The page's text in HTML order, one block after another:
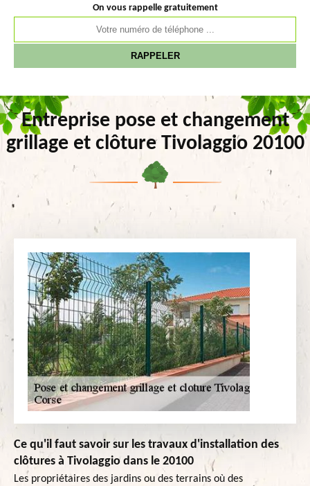
On vous rappelle gratuitement
Entreprise pose et changement
grillage et clôture Tivolaggio 20100
Ce qu'il faut savoir sur les travaux d'installation des
clôtures à Tivolaggio dans le 20100
Les propriétaires des jardins ou des terrains où des